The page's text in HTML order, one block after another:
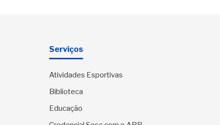
Serviços
Atividades Esportivas
Biblioteca
Educação